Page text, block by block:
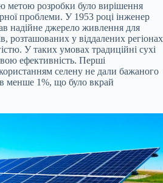
метою розробки було вирішення
проблеми. У 1953 році інженер
надійне джерело живлення для
розташованих у віддалених регіонах
У таких умовах традиційні сухі
ефективність. Перші
селену не дали бажаного
менше 1%, що було вкрай